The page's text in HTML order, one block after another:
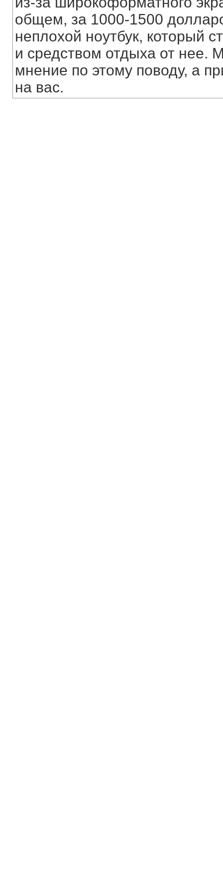
общем, за 1000-1500
неплохой ноутбук, который
и средством отдыха от нее.
мнение по этому поводу, а
на вас.